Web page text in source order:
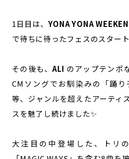
1日目は、YONA YONA
で待ちに待ったフェスのスター
その後も、ALI のアップテンポ
CMソングでお馴染みの「踊り
等、ジャンルを超えたアーティ
スを魅了し続けました✨
大注目の中登場した、トリの